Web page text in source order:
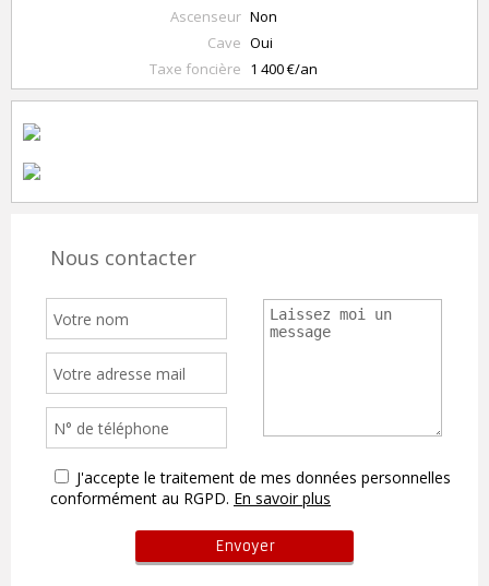
Ascenseur Non
Cave Oui
Taxe foncière 1 400 €/an
Nous contacter
J'accepte le traitement de mes données personnelles
conformément au RGPD. En savoir plus